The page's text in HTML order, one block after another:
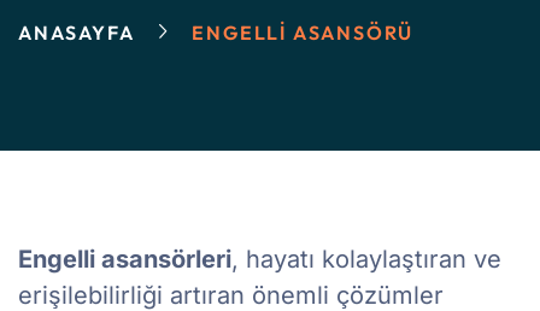
ANASAYFA ENGELLI ASANSÖRÜ
Engelli asansörleri, hayatı kolaylaştıran ve
erişilebilirliği artıran önemli çözümler